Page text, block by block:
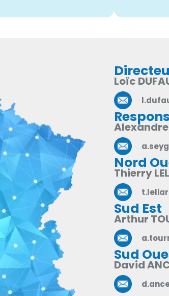
Loïc
Alexandre
Nord
Thierry
Sud Est
Arthur
Sud
David